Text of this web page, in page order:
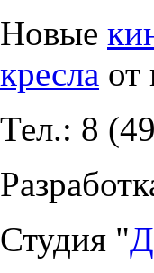
Новые
кресла от
Тел.: 8
Студия "